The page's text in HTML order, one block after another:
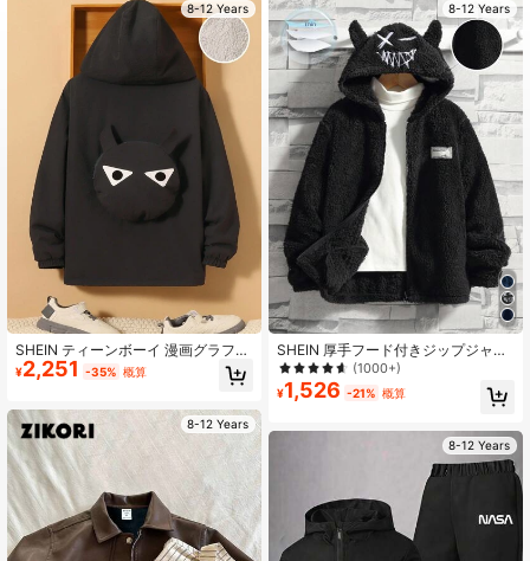
4.94 810K フォロワー
810K フォロワー
4.94 810K フォロワー
810K フォロワー
4.94 810K フォロワー
4.94 810K フォロワー
8-12 Years
SHEIN ティーンボーイ 漫画グラフィ
ック 3Dイヤーデザイン フード付き
サーマル裏地 コート
¥2,251 -35% 概算
8-12 Years
8-12 Years
SHEIN 厚手フード付きジップジャケ
ット、サーマルライニング、着心地
の良い通気性のある ティーンボーイ
用
(1000+)
¥1,526 -21% 概算
8-12 Years